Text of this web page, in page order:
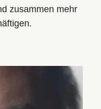
zusammen mehr